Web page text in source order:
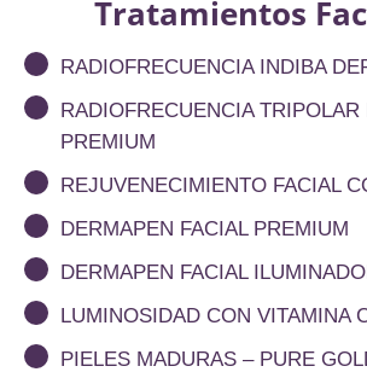
Tratamientos
RADIOFRECUENCIA INDIBA
RADIOFRECUENCIA
PREMIUM
REJUVENECIMIENTO FACIAL
DERMAPEN FACIAL PREMIUM
DERMAPEN FACIAL
LUMINOSIDAD CON VITAMINA
PIELES MADURAS – PURE